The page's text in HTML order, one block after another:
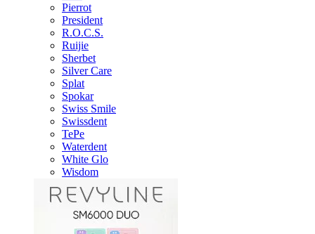
Pierrot
President
R.O.C.S.
Ruijie
Sherbet
Silver Care
Splat
Spokar
Swiss Smile
Swissdent
TePe
Waterdent
White Glo
Wisdom